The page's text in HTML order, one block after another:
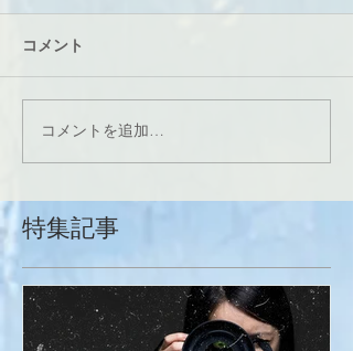
コメント
コメントを追加…
特集記事